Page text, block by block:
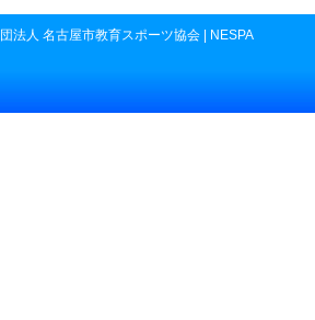
法人 名古屋市教育スポーツ協会 | NESPA